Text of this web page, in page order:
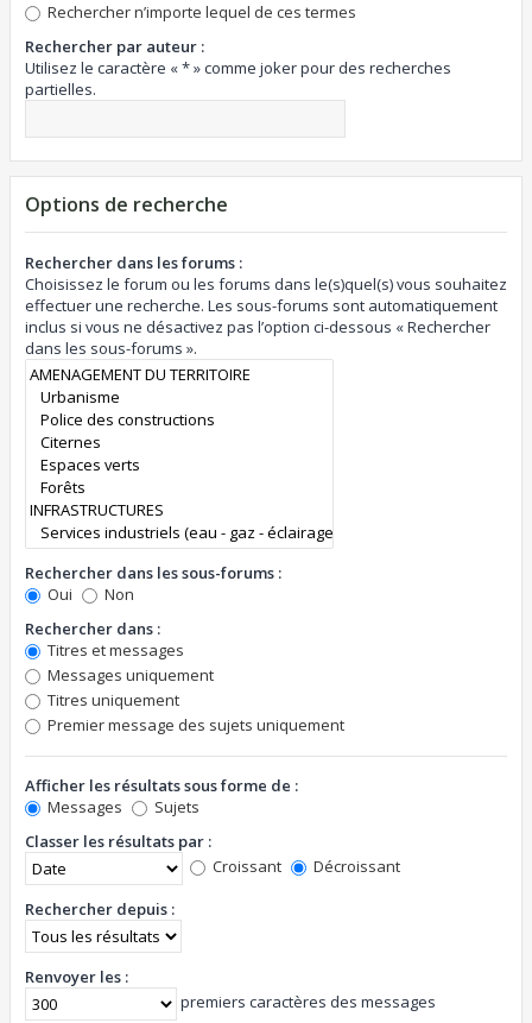
Rechercher n’importe lequel de ces termes
Rechercher par auteur :
Utilisez le caractère « * » comme joker pour des recherches
partielles.
Options de recherche
Rechercher dans les forums :
Choisissez le forum ou les forums dans le(s)quel(s) vous souhaitez
effectuer une recherche. Les sous-forums sont automatiquement
inclus si vous ne désactivez pas l’option ci-dessous « Rechercher
dans les sous-forums ».
Rechercher dans les sous-forums :
Oui
Non
Rechercher dans :
Titres et messages
Messages uniquement
Titres uniquement
Premier message des sujets uniquement
Afficher les résultats sous forme de :
Messages
Sujets
Classer les résultats par :
Croissant
Décroissant
Rechercher depuis :
Renvoyer les :
premiers caractères des messages